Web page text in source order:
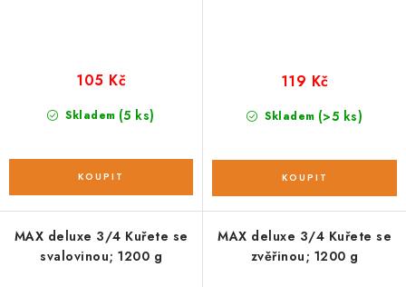
Skladem (5 ks)
105 Kč
Skladem (>5 ks)
119 Kč
MAX deluxe 3/4 Kuřete se
svalovinou; 1200 g
MAX deluxe 3/4 Kuřete se
zvěřinou; 1200 g